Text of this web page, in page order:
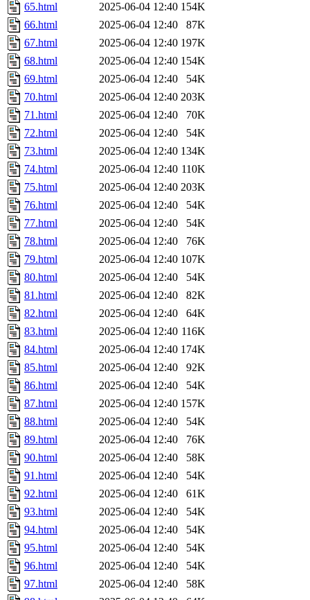
65.html
2025-06-04 12:40 154K
66.html
2025-06-04 12:40
87K
67.html
2025-06-04 12:40 197K
68.html
2025-06-04 12:40 154K
69.html
2025-06-04 12:40
54K
70.html
2025-06-04 12:40 203K
71.html
2025-06-04 12:40
70K
72.html
2025-06-04 12:40
54K
73.html
2025-06-04 12:40 134K
74.html
2025-06-04 12:40 110K
75.html
2025-06-04 12:40 203K
76.html
2025-06-04 12:40
54K
77.html
2025-06-04 12:40
54K
78.html
2025-06-04 12:40
76K
79.html
2025-06-04 12:40 107K
80.html
2025-06-04 12:40
54K
81.html
2025-06-04 12:40
82K
82.html
2025-06-04 12:40
64K
83.html
2025-06-04 12:40 116K
84.html
2025-06-04 12:40 174K
85.html
2025-06-04 12:40
92K
86.html
2025-06-04 12:40
54K
87.html
2025-06-04 12:40 157K
88.html
2025-06-04 12:40
54K
89.html
2025-06-04 12:40
76K
90.html
2025-06-04 12:40
58K
91.html
2025-06-04 12:40
54K
92.html
2025-06-04 12:40
61K
93.html
2025-06-04 12:40
54K
94.html
2025-06-04 12:40
54K
95.html
2025-06-04 12:40
54K
96.html
2025-06-04 12:40
54K
97.html
2025-06-04 12:40
58K